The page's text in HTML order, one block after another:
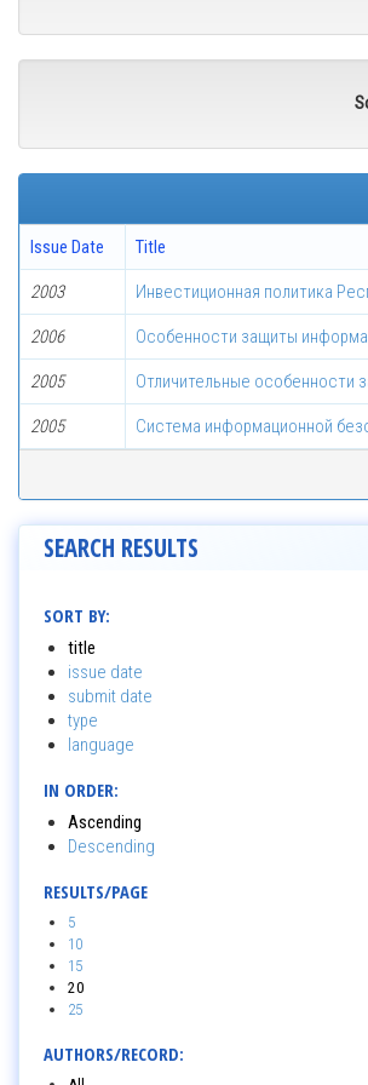
Issue Date Title
2003 Инвестиционная политика
2006 Особенности защиты
2005 Отличительные особенности
2005 Система информационной
SEARCH RESULTS
SORT BY:
title
issue date
submit date
type
language
IN ORDER:
Ascending
Descending
RESULTS/PAGE
5
10
15
20
25
AUTHORS/RECORD: